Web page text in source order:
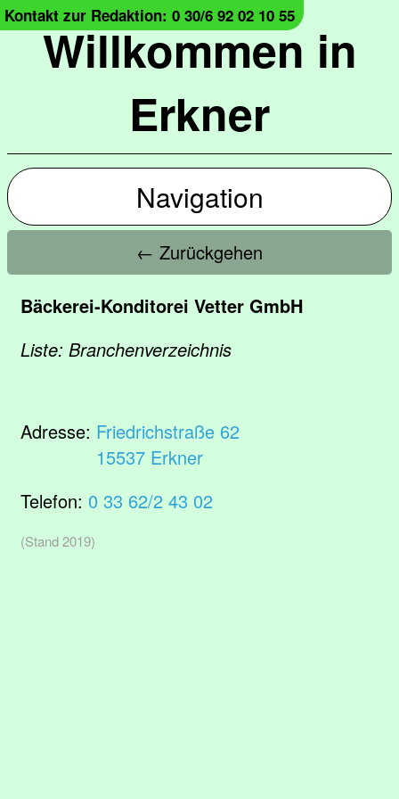
Willkommen in
Erkner
Kontakt zur Redaktion: 0 30/6 92 02 10 55
Navigation
← Zurückgehen
Bäckerei-Konditorei Vetter GmbH
Liste: Branchenverzeichnis
Adresse: Friedrichstraße 62
15537 Erkner
Telefon: 0 33 62/2 43 02
(Stand 2019)